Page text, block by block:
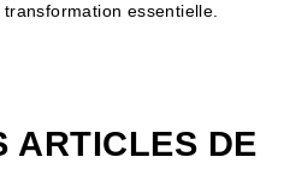
essentielle.
ARTICLES DE